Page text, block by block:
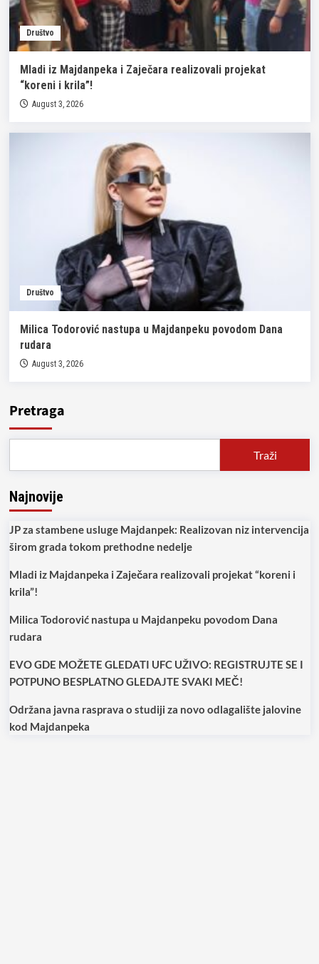
Društvo
Mladi iz Majdanpeka i Zaječara realizovali projekat
“koreni i krila”!
August 3, 2026
Društvo
Milica Todorović nastupa u Majdanpeku povodom Dana
rudara
August 3, 2026
Pretraga
Traži
Najnovije
JP za stambene usluge Majdanpek: Realizovan niz intervencija
širom grada tokom prethodne nedelje
Mladi iz Majdanpeka i Zaječara realizovali projekat “koreni i
krila”!
Milica Todorović nastupa u Majdanpeku povodom Dana
rudara
EVO GDE MOŽETE GLEDATI UFC UŽIVO: REGISTRUJTE SE I
POTPUNO BESPLATNO GLEDAJTE SVAKI MEČ!
Održana javna rasprava o studiji za novo odlagalište jalovine
kod Majdanpeka